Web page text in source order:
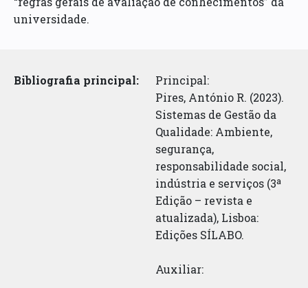
universidade.
Bibliografia principal:
Principal:
Pires, António R. (2023).
Sistemas de Gestão da
Qualidade: Ambiente,
segurança,
responsabilidade social,
indústria e serviços (3ª
Edição – revista e
atualizada), Lisboa:
Edições SÍLABO.
Auxiliar: